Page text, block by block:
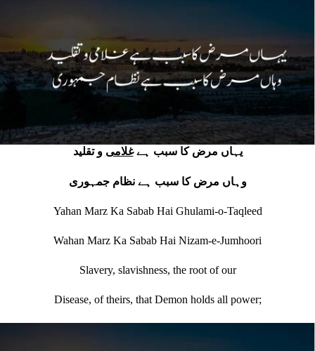
یہاں مرض کا سبب ہےغلامی و تقلید
وہاں مرض کا سبب ہے نظام جمہوری
Yahan Marz Ka Sabab Hai Ghulami-o-Taqleed
Wahan Marz Ka Sabab Hai Nizam-e-Jumhoori
Slavery, slavishness, the root of our
Disease, of theirs, that Demon holds all power;